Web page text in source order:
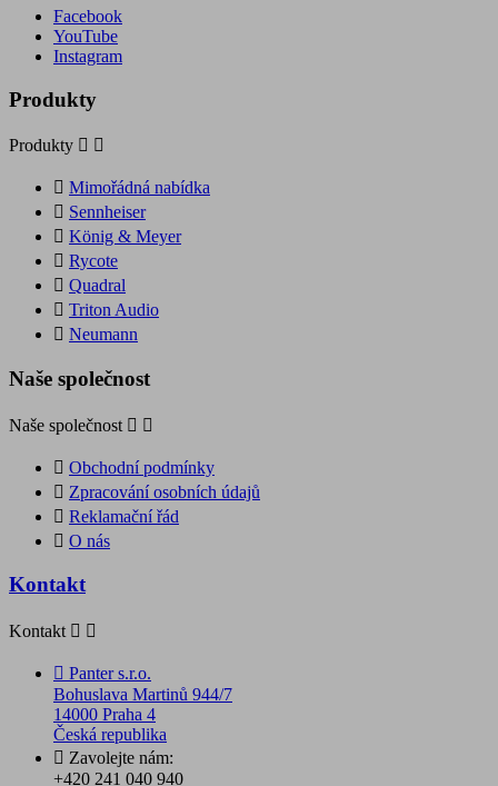
Facebook
YouTube
Instagram
Produkty
Produkty  
 Mimořádná nabídka
 Sennheiser
 König & Meyer
 Rycote
 Quadral
 Triton Audio
 Neumann
Naše společnost
Naše společnost  
 Obchodní podmínky
 Zpracování osobních údajů
 Reklamační řád
 O nás
Kontakt
Kontakt  
 Panter s.r.o.
Bohuslava Martinů 944/7
14000 Praha 4
Česká republika
 Zavolejte nám:
+420 241 040 940